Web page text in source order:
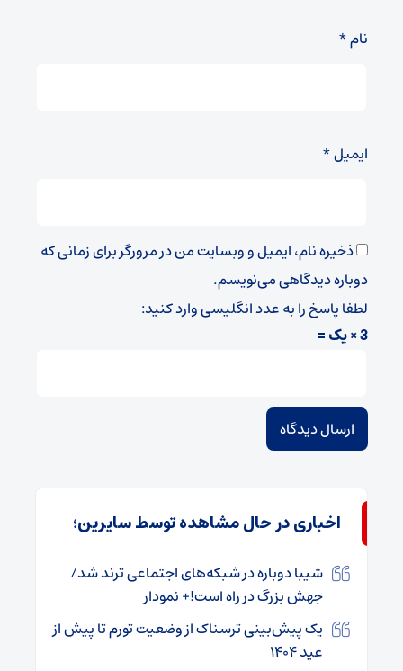
نام*
ایمیل*
ذخیره نام، ایمیل و وبسایت من در مرورگر برای زمانی که
دوباره دیدگاهی می‌نویسم.
لطفا پاسخ را به عدد انگلیسی وارد کنید:
3 × یک =
اخباری در حال مشاهده توسط سایرین؛
شیبا دوباره در شبکه‌های اجتماعی ترند شد/
جهش بزرگ در راه است!+ نمودار
یک پیش‌بینی ترسناک از وضعیت تورم تا پیش از
عید ۱۴۰۴